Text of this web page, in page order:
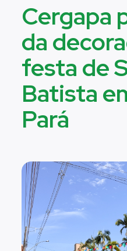
Cergapa
da
festa de
Batista
Pará